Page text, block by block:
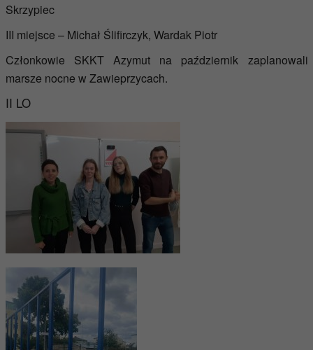
Skrzypiec
III miejsce – Michał Ślifirczyk, Wardak Piotr
Członkowie SKKT Azymut na październik zaplanowali
marsze nocne w Zawieprzycach.
II LO